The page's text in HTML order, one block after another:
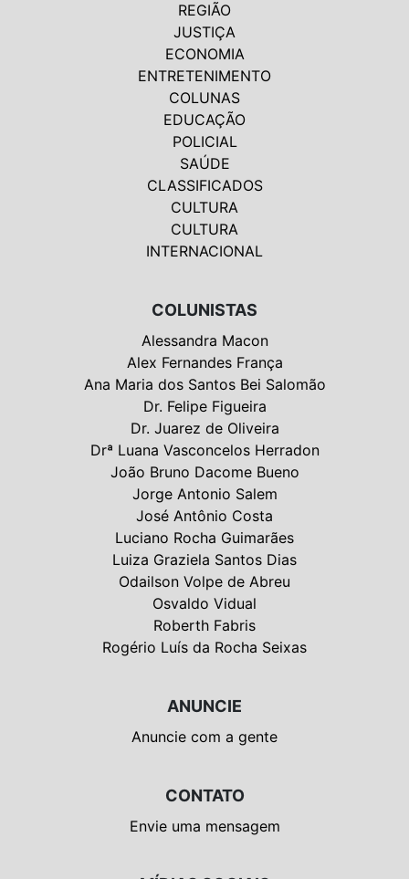
REGIÃO
JUSTIÇA
ECONOMIA
ENTRETENIMENTO
COLUNAS
EDUCAÇÃO
POLICIAL
SAÚDE
CLASSIFICADOS
CULTURA
CULTURA
INTERNACIONAL
COLUNISTAS
Alessandra Macon
Alex Fernandes França
Ana Maria dos Santos Bei Salomão
Dr. Felipe Figueira
Dr. Juarez de Oliveira
Drª Luana Vasconcelos Herradon
João Bruno Dacome Bueno
Jorge Antonio Salem
José Antônio Costa
Luciano Rocha Guimarães
Luiza Graziela Santos Dias
Odailson Volpe de Abreu
Osvaldo Vidual
Roberth Fabris
Rogério Luís da Rocha Seixas
ANUNCIE
Anuncie com a gente
CONTATO
Envie uma mensagem